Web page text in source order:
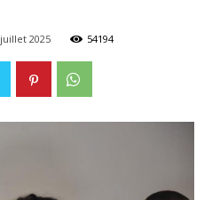
2025 54194